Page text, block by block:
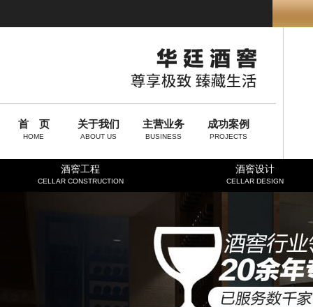
首 页
HOME
关于我们
ABOUT US
主营业务
BUSINESS
成功案例
PROJECTS
酒窖工程
CELLAR CONSTRUCTION
酒窖设计
CELLAR DESIGN